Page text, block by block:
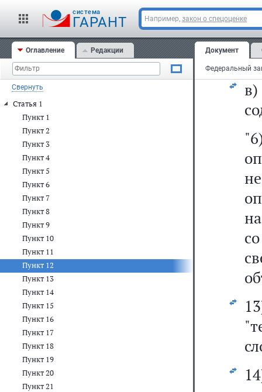
cистема
ГАРАНТ Например, закон о спецоценке
Оглавление Редакции
Свернуть
Статья 1
Пункт 1
Пункт 2
Пункт 3
Пункт 4
Пункт 5
Пункт 6
Пункт 7
Пункт 8
Пункт 9
Пункт 10
Пункт 11
Пункт 12
Пункт 13
Пункт 14
Пункт 15
Пункт 16
Пункт 17
Пункт 18
Пункт 19
Пункт 20
Пункт 21
Документ
б)